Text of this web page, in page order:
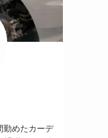
勤めたカーデ